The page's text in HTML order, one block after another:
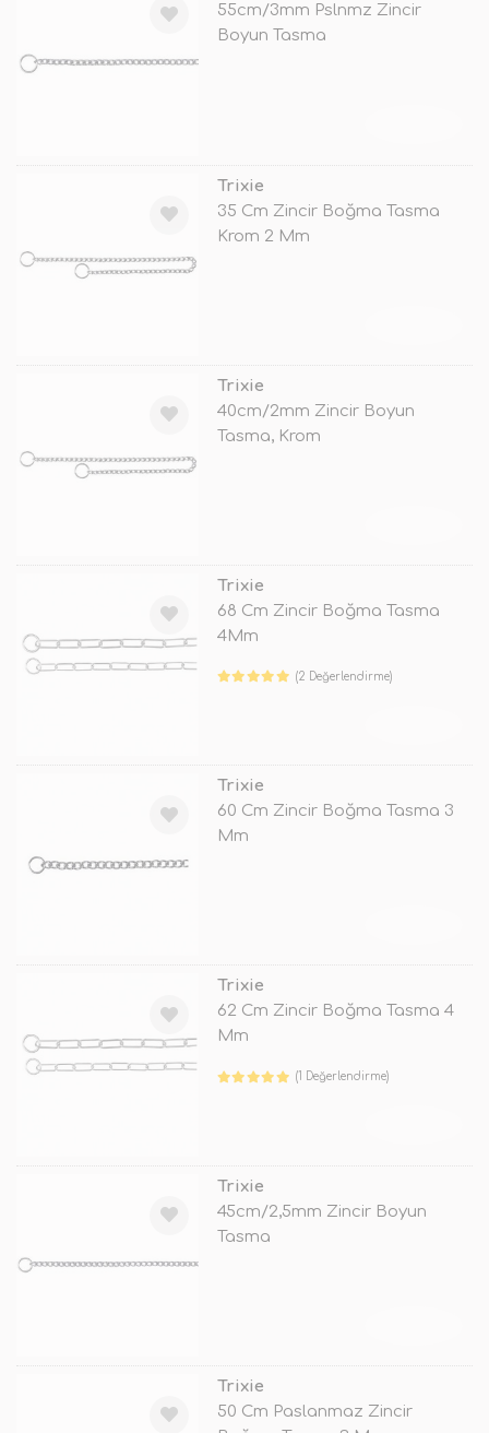
55cm/3mm Pslnmz Zincir
Boyun Tasma
Trixie
35 Cm Zincir Boğma Tasma
Krom 2 Mm
Trixie
40cm/2mm Zincir Boyun
Tasma, Krom
Trixie
68 Cm Zincir Boğma Tasma
4Mm
(2 Değerlendirme)
Trixie
60 Cm Zincir Boğma Tasma 3
Mm
Trixie
62 Cm Zincir Boğma Tasma 4
Mm
(1 Değerlendirme)
Trixie
45cm/2,5mm Zincir Boyun
Tasma
Trixie
50 Cm Paslanmaz Zincir